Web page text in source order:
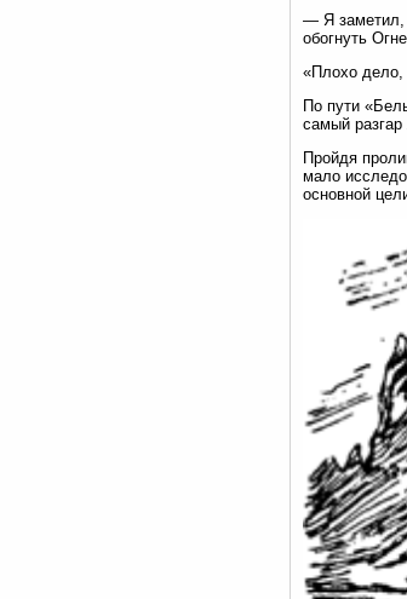
— Я заметил,
обогнуть
«Плохо
По пути
самый
Пройдя
мало
основной